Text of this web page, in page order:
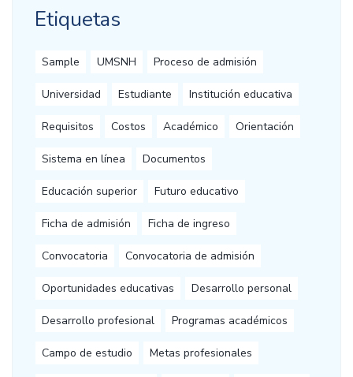
Etiquetas
Sample UMSNH Proceso de admisión
Universidad Estudiante Institución educativa
Requisitos Costos Académico Orientación
Sistema en línea Documentos
Educación superior Futuro educativo
Ficha de admisión Ficha de ingreso
Convocatoria Convocatoria de admisión
Oportunidades educativas Desarrollo personal
Desarrollo profesional Programas académicos
Campo de estudio Metas profesionales